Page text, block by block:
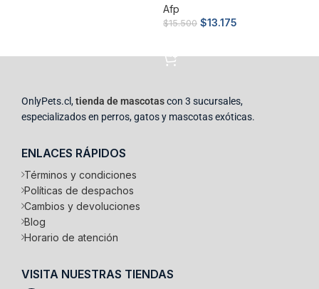
Afp
$15.500 $13.175
OnlyPets.cl,tienda de mascotascon 3 sucursales,
especializados en perros, gatos y mascotas exóticas.
ENLACES RÁPIDOS
Términos y condiciones
Políticas de despachos
Cambios y devoluciones
Blog
Horario de atención
VISITA NUESTRAS TIENDAS